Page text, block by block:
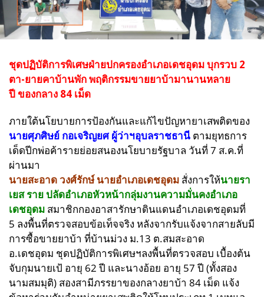
ชุดปฏิบัติการพิเศษฝ่ายปกครองอำเภอเดชอุดม บุกรวบ 2
ตา-ยายคาบ้านพัก พฤติกรรมขายยาบ้ามานานหลาย
ปีของกลาง 84 เม็ด
ภายใต้นโยบายการป้องกันและแก้ไขปัญหายาเสพติดของ
นายศุภศิษย์ กอเจริญยศผู้ว่าฯอุบลราชธานี ตามยุทธการ
เด็ดปีกพ่อค้ารายย่อยสนองนโยบายรัฐบาล วันที่ 7 ส.ค.ที่
ผ่านมา
นายสะอาด วงศ์รักษ์ นายอำเภอเดชอุดม สั่งการให้นายรา
เยส ราย ปลัดอำเภอหัวหน้ากลุ่มงานความมั่นคงอำเภอ
เดชอุดม สมาชิกกองอาสารักษาดินแดนอำเภอเดชอุดมที่
5 ลงพื้นที่ตรวจสอบข้อเท็จจริง หลังจากรับแจ้งจากสายลับมี
การซื้อขายยาบ้า ที่บ้านม่วง ม.13 ต.สมสะอาด
อ.เดชอุดม ชุดปฏิบัติการพิเศษฯลงพื้นที่ตรวจสอบ เบื้องต้น
จับกุมนายเป้ อายุ 62 ปี และนางอ้อย อายุ 57 ปี (ทั้งสอง
นามสมมุติ) สองสามีภรรยาของกลางยาบ้า 84 เม็ด แจ้ง